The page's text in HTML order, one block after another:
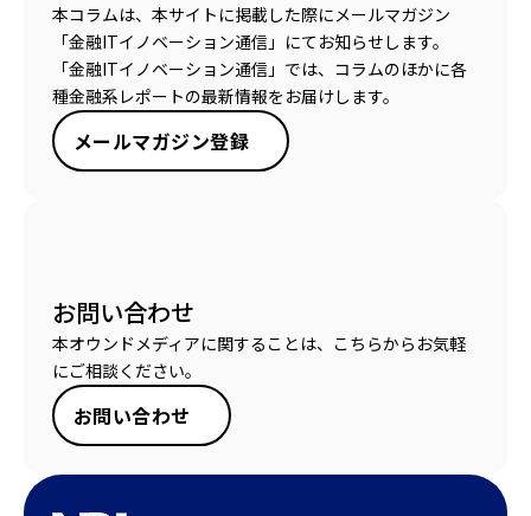
本コラムは、本サイトに掲載した際にメールマガジン
「金融ITイノベーション通信」にてお知らせします。
「金融ITイノベーション通信」では、コラムのほかに各
種金融系レポートの最新情報をお届けします。
メールマガジン登録
お問い合わせ
本オウンドメディアに関することは、こちらからお気軽
にご相談ください。
お問い合わせ